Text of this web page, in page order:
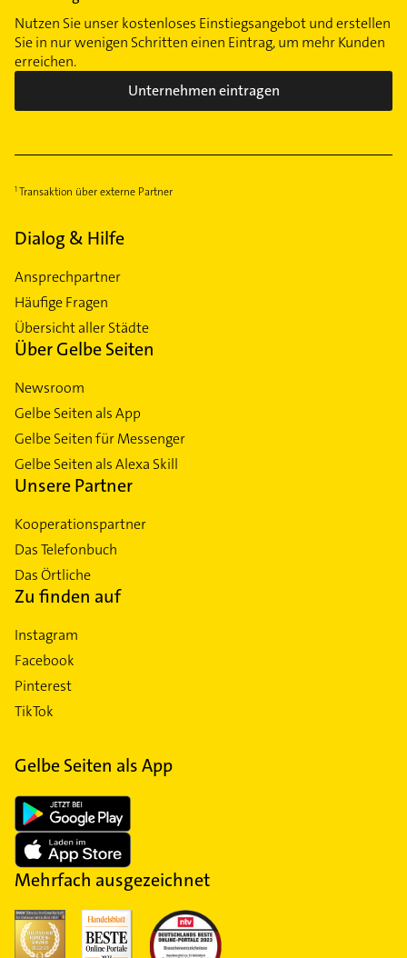
Nutzen Sie unser kostenloses Einstiegsangebot und erstellen
Sie in nur wenigen Schritten einen Eintrag, um mehr Kunden
erreichen.
Unternehmen eintragen
Transaktion über externe Partner
Dialog & Hilfe
Ansprechpartner
Häufige Fragen
Übersicht aller Städte
Über Gelbe Seiten
Newsroom
Gelbe Seiten als App
Gelbe Seiten für Messenger
Gelbe Seiten als Alexa Skill
Unsere Partner
Kooperationspartner
Das Telefonbuch
Das Örtliche
Zu finden auf
Instagram
Facebook
Pinterest
TikTok
Gelbe Seiten als App
Mehrfach ausgezeichnet